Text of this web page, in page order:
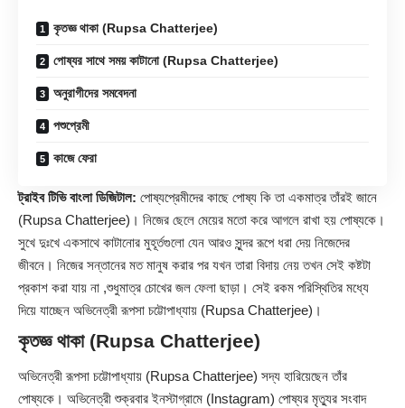
কৃতজ্ঞ থাকা (Rupsa Chatterjee)
পোষ্যর সাথে সময় কাটানো (Rupsa Chatterjee)
অনুরাগীদের সমবেদনা
পশুপ্রেমী
কাজে ফেরা
ট্রাইব টিভি বাংলা ডিজিটাল: পোষ্যপ্রেমীদের কাছে পোষ্য কি তা একমাত্র তাঁরই জানে
(Rupsa Chatterjee)। নিজের ছেলে মেয়ের মতো করে আগলে রাখা হয় পোষ্যকে।
সুখে দুঃখে একসাথে কাটানোর মুহূর্তগুলো যেন আরও সুন্দর রূপে ধরা দেয় নিজেদের
জীবনে। নিজের সন্তানের মত মানুষ করার পর যখন তারা বিদায় নেয় তখন সেই কষ্টটা
প্রকাশ করা যায় না ,শুধুমাত্র চোখের জল ফেলা ছাড়া। সেই রকম পরিস্থিতির মধ্যে
দিয়ে যাচ্ছেন অভিনেত্রী রূপসা চট্টোপাধ্যায় (Rupsa Chatterjee)।
কৃতজ্ঞ থাকা (Rupsa Chatterjee)
অভিনেত্রী রূপসা চট্টোপাধ্যায় (Rupsa Chatterjee) সদ্য হারিয়েছেন তাঁর
পোষ্যকে। অভিনেত্রী শুক্রবার ইনস্টাগ্রামে (Instagram) পোষ্যর মৃত্যুর সংবাদ